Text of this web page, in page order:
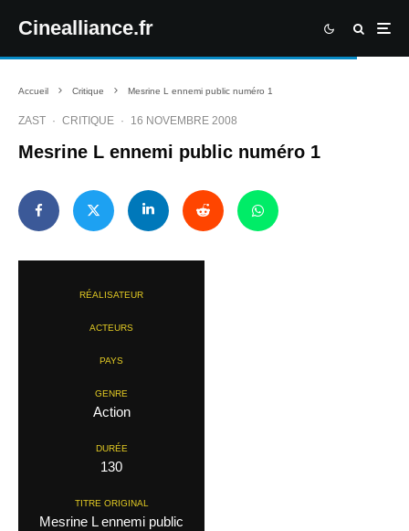
Cinealliance.fr
Accueil Critique Mesrine L ennemi public numéro 1
ZAST · CRITIQUE · 16 NOVEMBRE 2008
Mesrine L ennemi public numéro 1
RÉALISATEUR
ACTEURS
PAYS
GENRE
Action
DURÉE
130
TITRE ORIGINAL
Mesrine L ennemi public